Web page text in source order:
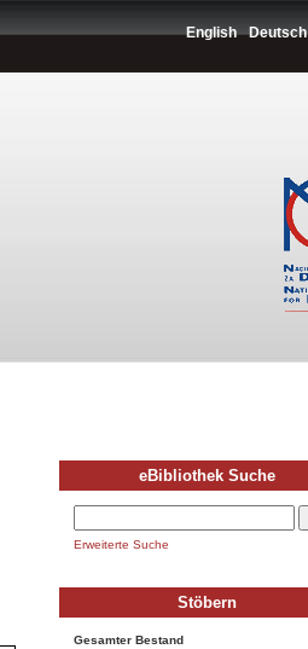
English Deutsch
eBibliothek Suche
Erweiterte Suche
Stöbern
Gesamter Bestand